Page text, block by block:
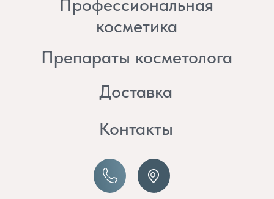
8 (982) 297 07 97
8 (982) 277 07 97